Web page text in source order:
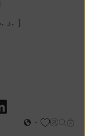
Page
Sahara occidental (MAD د.م.)